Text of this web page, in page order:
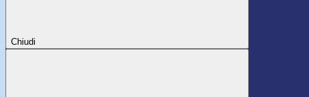
Chiudi